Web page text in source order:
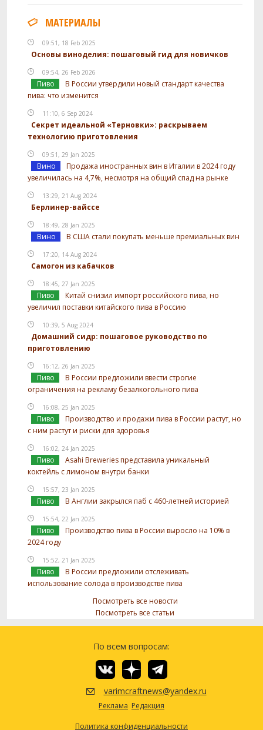
МАТЕРИАЛЫ
09:51, 18 Feb 2025
Основы виноделия: пошаговый гид для новичков
09:54, 26 Feb 2026
Пиво
В России утвердили новый стандарт качества
пива: что изменится
11:10, 6 Sep 2024
Секрет идеальной «Терновки»: раскрываем
технологию приготовления
09:51, 29 Jan 2025
Вино
Продажа иностранных вин в Италии в 2024 году
увеличилась на 4,7%, несмотря на общий спад на рынке
13:29, 21 Aug 2024
Берлинер-вайссе
18:49, 28 Jan 2025
Вино В США стали покупать меньше премиальных вин
17:20, 14 Aug 2024
Самогон из кабачков
18:45, 27 Jan 2025
Пиво
Китай снизил импорт российского пива, но
увеличил поставки китайского пива в Россию
10:39, 5 Aug 2024
Домашний сидр: пошаговое руководство по
приготовлению
16:12, 26 Jan 2025
Пиво
В России предложили ввести строгие
ограничения на рекламу безалкогольного пива
16:08, 25 Jan 2025
Пиво
Производство и продажи пива в России растут, но
с ним растут и риски для здоровья
16:02, 24 Jan 2025
Пиво
Asahi Breweries представила уникальный
коктейль с лимоном внутри банки
15:57, 23 Jan 2025
Пиво В Англии закрылся паб с 460-летней историей
15:54, 22 Jan 2025
Пиво
Производство пива в России выросло на 10% в
2024 году
15:52, 21 Jan 2025
Пиво
В России предложили отслеживать
использование солода в производстве пива
Посмотреть все новости
Посмотреть все статьи
По всем вопросам:
varimcraftnews@yandex.ru
Реклама Редакция
Политика конфиденциальности